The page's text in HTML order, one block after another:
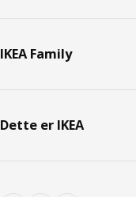
IKEA Family
Dette er IKEA